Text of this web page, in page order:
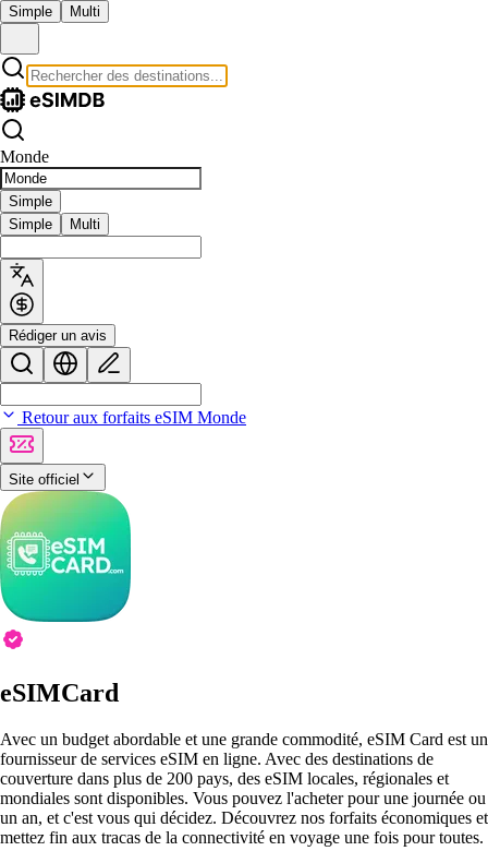
Simple Multi
Monde
Simple
Simple
Multi
Rédiger un avis
Retour aux forfaits eSIM Monde
Site officiel
eSIMCard
Avec un budget abordable et une grande commodité, eSIM Card est un
fournisseur de services eSIM en ligne. Avec des destinations de
couverture dans plus de 200 pays, des eSIM locales, régionales et
mondiales sont disponibles. Vous pouvez l'acheter pour une journée ou
un an, et c'est vous qui décidez. Découvrez nos forfaits économiques et
mettez fin aux tracas de la connectivité en voyage une fois pour toutes.